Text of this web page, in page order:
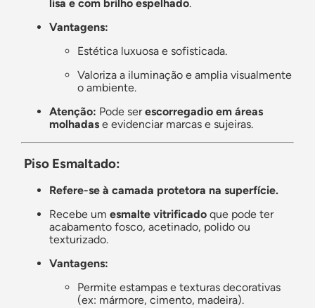
lisa e com brilho espelhado.
Vantagens:
Estética luxuosa e sofisticada.
Valoriza a iluminação e amplia visualmente
o ambiente.
Atenção: Pode serescorregadio em áreas
molhadas e evidenciar marcas e sujeiras.
Piso Esmaltado:
Refere-se à camada protetora na superfície.
Recebe um esmalte vitrificado que pode ter
acabamento fosco, acetinado, polido ou
texturizado.
Vantagens:
Permite estampas e texturas decorativas
(ex: mármore, cimento, madeira).